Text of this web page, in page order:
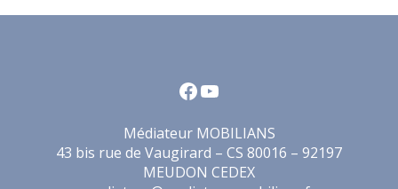
Facebook
YouTube
Médiateur MOBILIANS
43 bis rue de Vaugirard – CS 80016 – 92197
MEUDON CEDEX